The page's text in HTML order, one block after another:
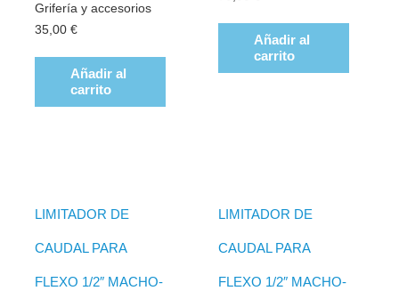
Grifería y accesorios
35,00€
Añadir al
carrito
Añadir al
carrito
LIMITADOR DE
CAUDAL PARA
FLEXO 1/2″ MACHO-
LIMITADOR DE
CAUDAL PARA
FLEXO 1/2″ MACHO-